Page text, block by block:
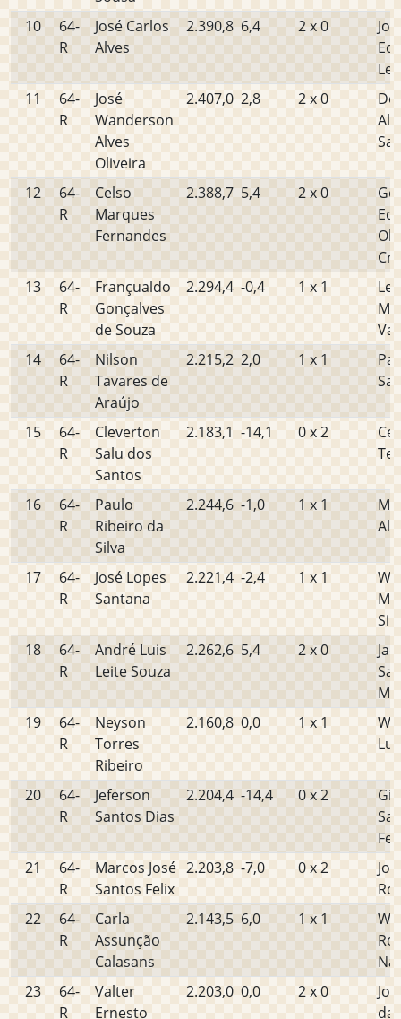
10
64-
R
José Carlos
Alves
2.390,8 6,4 2 x 0
11
64-
R
José
Wanderson
Alves
Oliveira
2.407,0 2,8 2 x 0
12
64-
R
Celso
Marques
Fernandes
2.388,7 5,4 2 x 0
13
64-
R
Françualdo
Gonçalves
de Souza
2.294,4 -0,4 1 x 1
14
64-
R
Nilson
Tavares de
Araújo
2.215,2 2,0 1 x 1
15
64-
R
Cleverton
Salu dos
Santos
2.183,1 -14,1 0 x 2
16
64-
R
Paulo
Ribeiro da
Silva
2.244,6 -1,0 1 x 1
17
64-
R
José Lopes
Santana
2.221,4 -2,4 1 x 1
18
64-
R
André Luis
Leite Souza
2.262,6 5,4 2 x 0
19
64-
R
Neyson
Torres
Ribeiro
2.160,8 0,0 1 x 1
20
64-
R
Jeferson
Santos Dias
2.204,4 -14,4 0 x 2
21
64-
R
Marcos José
Santos Felix
2.203,8 -7,0 0 x 2
22
64-
R
Carla
Assunção
Calasans
2.143,5 6,0 1 x 1
23
64-
R
Valter
Ernesto
2.203,0 0,0 2 x 0
da